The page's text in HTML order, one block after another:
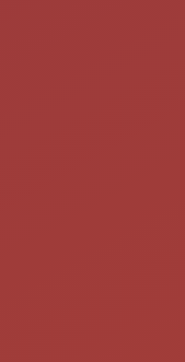
;
cela signifie
FieldWorks.